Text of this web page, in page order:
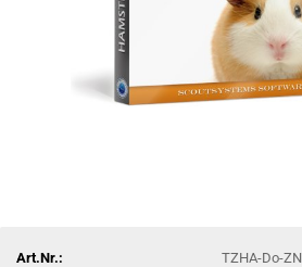
Art.Nr.:
TZHA-Do-